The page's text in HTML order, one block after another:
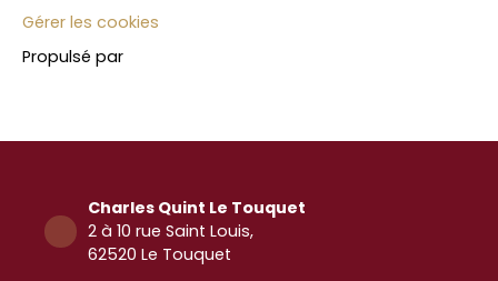
Gérer les cookies
Propulsé par
Charles Quint Le Touquet
2 à 10 rue Saint Louis,
62520 Le Touquet